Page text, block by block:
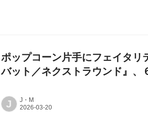
ポップコーン片手にフェイタリ
バット／ネクストラウンド』、
J J・M